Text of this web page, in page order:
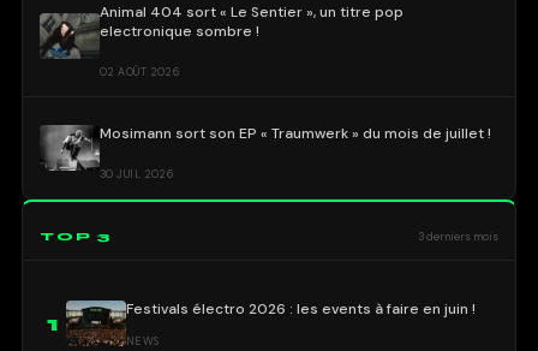
Animal 404 sort « Le Sentier », un titre pop
electronique sombre !
02 AOÛT 2026
Mosimann sort son EP « Traumwerk » du mois de juillet !
30 JUIL 2026
TOP 3 3 derniers mois
1
Festivals électro 2026 : les events à faire en juin !
NEWS